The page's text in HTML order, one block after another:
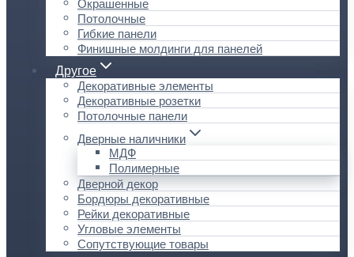
Потолочные
Гибкие панели
Финишные молдинги для панелей
Другое
Декоративные элементы
Декоративные розетки
Потолочные панели
Дверные наличники
МДФ
Полимерные
Дверной декор
Бордюры декоративные
Рейки декоративные
Угловые элементы
Сопутствующие товары